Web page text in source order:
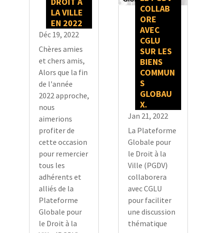
LA VILLE
EN 2022
Déc 19, 2022
Chères amies
et chers amis,
Alors que la fin
de l'année
2022 approche,
nous
aimerions
profiter de
cette occasion
pour remercier
tous les
adhérents et
alliés de la
Plateforme
Globale pour
le Droit à la
COLLAB
ORE
AVEC
CGLU
SUR LES
BIENS
COMMUN
S
GLOBAU
X.
Jan 21, 2022
La Plateforme
Globale pour
le Droit à la
Ville (PGDV)
collaborera
avec CGLU
pour faciliter
une discussion
thématique